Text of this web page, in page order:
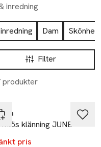
inredning
Dam
Skönhet
Filter
produkter
klänning JUNE
pris